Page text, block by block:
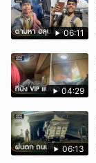
06:11
04:29
06:13